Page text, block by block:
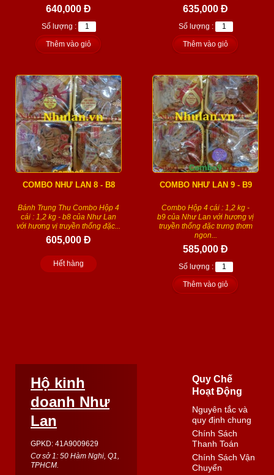
640,000 Đ
Số lượng :
Thêm vào giỏ
635,000 Đ
Số lượng :
Thêm vào giỏ
COMBO NHƯ LAN 8 - B8
Bánh Trung Thu Combo Hộp 4
cái : 1,2 kg - b8 của Như Lan
với hương vị truyền thống đặc...
605,000 Đ
Hết hàng
COMBO NHƯ LAN 9 - B9
Combo Hộp 4 cái : 1,2 kg -
b9 của Như Lan với hương vị
truyền thống đặc trưng thơm
ngon...
585,000 Đ
Số lượng :
Thêm vào giỏ
Hộ kinh
doanh Như
Lan
GPKD: 41A9009629
Cơ sở 1: 50 Hàm Nghi, Q1,
TPHCM.
Quy Chế
Hoạt Động
Nguyên tắc và
quy định chung
Chính Sách
Thanh Toán
Chính Sách Vận
Chuyển